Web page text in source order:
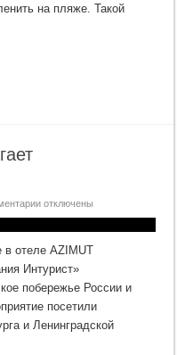
на пляже. Такой
к
Интурист»
предлагает
импортозаместиться
отключены
в отеле AZIMUT
Интурист»
побережье России и
посетили
и Ленинградской